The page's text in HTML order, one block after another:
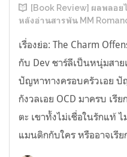
[Book Review] ผลพลอ
หลังอ่านสารพัน MM
เรื่องย่อ: The Charm
กับ Dev ชาร์ลีเป็นหนุ่มสาย
ปัญหาทางครอบครัวเอย ปั
กังวลเอย OCD มาครบ เรี
ตะ เขาทั้งไม่เชื่อในรักแท้
แมนติกกับใคร หรืออาจเรีย